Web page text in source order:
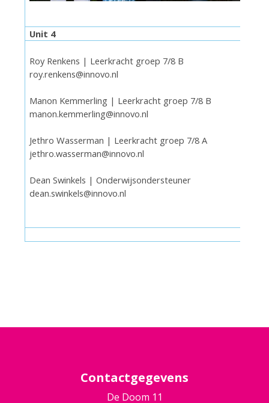
Unit 4
Roy Renkens | Leerkracht groep 7/8 B
roy.renkens@innovo.nl
Manon Kemmerling | Leerkracht groep 7/8 B
manon.kemmerling@innovo.nl
Jethro Wasserman | Leerkracht groep 7/8 A
jethro.wasserman@innovo.nl
Dean Swinkels | Onderwijsondersteuner
dean.swinkels@innovo.nl
Contactgegevens
De Doom 11